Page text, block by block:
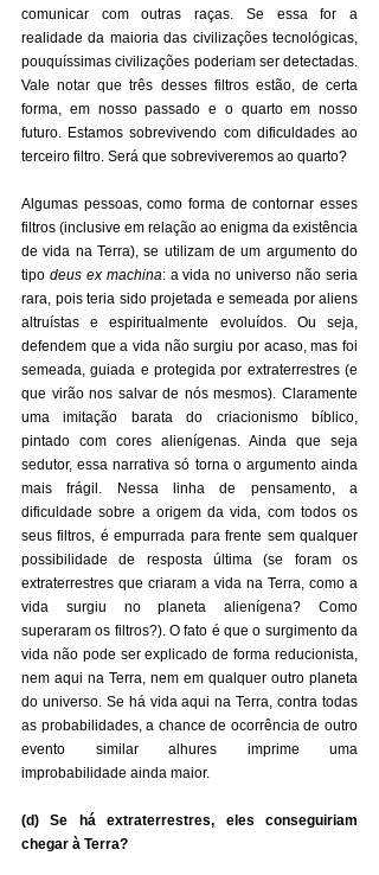
comunicar com outras raças. Se essa for a
realidade da maioria das civilizações tecnológicas,
pouquíssimas civilizações poderiam ser detectadas.
Vale notar que três desses filtros estão, de certa
forma, em nosso passado e o quarto em nosso
futuro. Estamos sobrevivendo com dificuldades ao
terceiro filtro. Será que sobreviveremos ao quarto?
Algumas pessoas, como forma de contornar esses
filtros (inclusive em relação ao enigma da existência
de vida na Terra), se utilizam de um argumento do
tipo deus ex machina: a vida no universo não seria
rara, pois teria sido projetada e semeada por aliens
altruístas e espiritualmente evoluídos. Ou seja,
defendem que a vida não surgiu por acaso, mas foi
semeada, guiada e protegida por extraterrestres (e
que virão nos salvar de nós mesmos). Claramente
uma imitação barata do criacionismo bíblico,
pintado com cores alienígenas. Ainda que seja
sedutor, essa narrativa só torna o argumento ainda
mais frágil. Nessa linha de pensamento, a
dificuldade sobre a origem da vida, com todos os
seus filtros, é empurrada para frente sem qualquer
possibilidade de resposta última (se foram os
extraterrestres que criaram a vida na Terra, como a
vida surgiu no planeta alienígena? Como
superaram os filtros?). O fato é que o surgimento da
vida não pode ser explicado de forma reducionista,
nem aqui na Terra, nem em qualquer outro planeta
do universo. Se há vida aqui na Terra, contra todas
as probabilidades, a chance de ocorrência de outro
evento similar alhures imprime uma
improbabilidade ainda maior.
(d) Se há extraterrestres, eles conseguiriam
chegar à Terra?